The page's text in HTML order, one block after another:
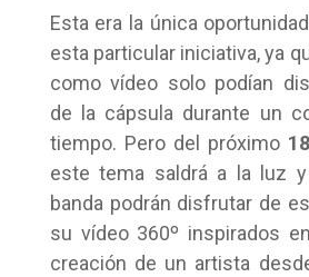
Esta era la única
esta particular iniciativa, ya
como vídeo solo podían
de la cápsula durante un
tiempo. Pero del próximo
este tema saldrá a la luz
banda podrán disfrutar de
su vídeo 360º inspirados
creación de un artista